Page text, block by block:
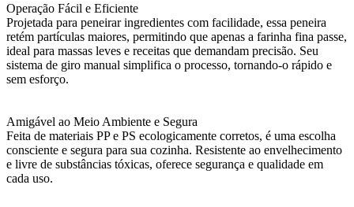
Operação Fácil e Eficiente
Projetada para peneirar ingredientes com facilidade, essa peneira
retém partículas maiores, permitindo que apenas a farinha fina passe,
ideal para massas leves e receitas que demandam precisão. Seu
sistema de giro manual simplifica o processo, tornando-o rápido e
sem esforço.
Amigável ao Meio Ambiente e Segura
Feita de materiais PP e PS ecologicamente corretos, é uma escolha
consciente e segura para sua cozinha. Resistente ao envelhecimento
e livre de substâncias tóxicas, oferece segurança e qualidade em
cada uso.